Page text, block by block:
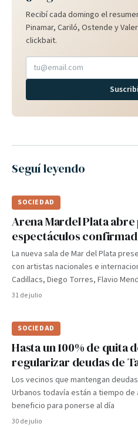
Recibí cada domingo el
Pinamar, Cariló, Ostende y
clickbait.
Seguí leyendo
SOCIEDAD
Arena Mardel Plata
espectáculos
La nueva sala de Mar del Plata
con artistas nacionales e
Cadillacs, Diego Torres, Flavio
31 de julio
SOCIEDAD
Hasta un 100% de quita
regularizar deudas de
Los vecinos que mantengan
Urbanos todavía están a tiempo
beneficio para ponerse al día
30 de julio